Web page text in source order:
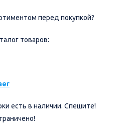
перед покупкой?
товаров:
есть в наличии. Спешите!